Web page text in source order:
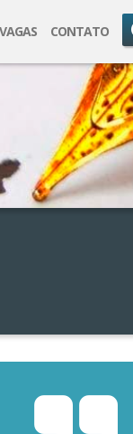
VAGAS CONTATO